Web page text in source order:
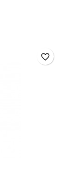
favorite_border